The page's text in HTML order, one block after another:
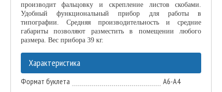
производит фальцовку и скрепление листов скобами.
Удобный функциональный прибор для работы в
типографии. Средняя производительность и средние
габариты позволяют разместить в помещении любого
размера. Вес прибора 39 кг.
Характеристика
Формат буклета
A6-A4